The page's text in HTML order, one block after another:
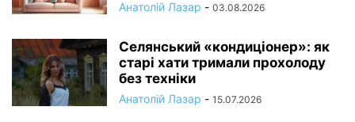
Анатолій Лазар - 03.08.2026
Селянський «кондиціонер»: як
старі хати тримали прохолоду
без техніки
Анатолій Лазар - 15.07.2026